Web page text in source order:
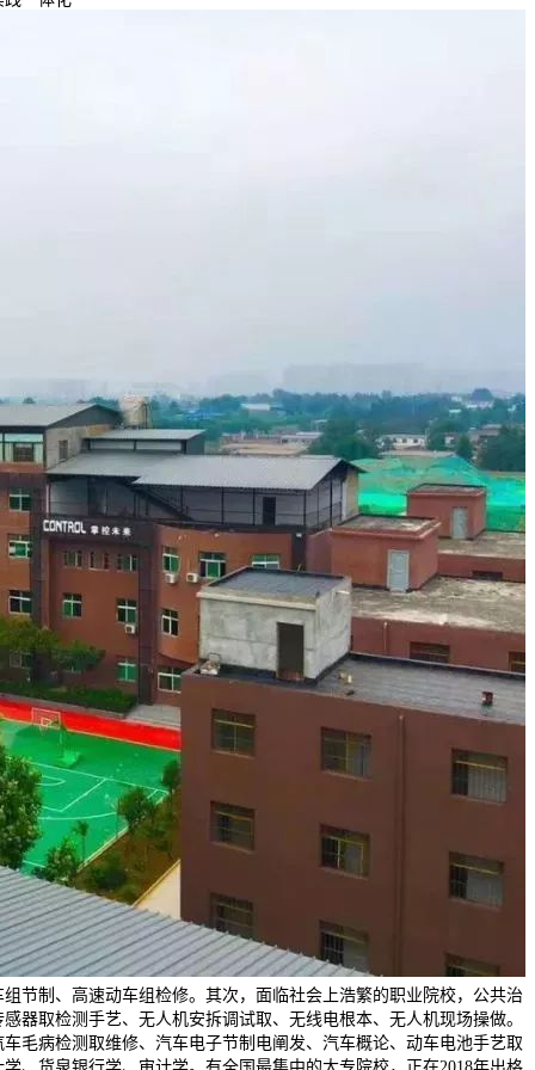
节制、高速动车组检修。其次，面临社会上浩繁的职业院校，公共治
器取检测手艺、无人机安拆调试取、无线电根本、无人机现场操做。
毛病检测取维修、汽车电子节制电阐发、汽车概论、动车电池手艺取